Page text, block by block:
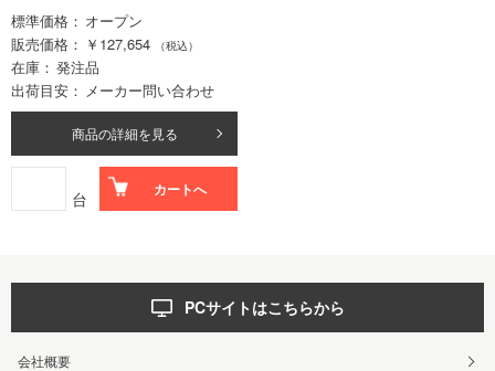
標準価格
オープン
販売価格
￥127,654 （税込）
在庫
発注品
出荷目安
メーカー問い合わせ
商品の詳細を見る
台 カートへ
PCサイトはこちらから
会社概要